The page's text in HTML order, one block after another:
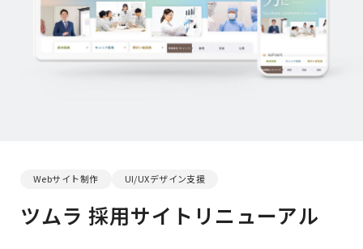
Webサイト制作 UI/UXデザイン支援
ツムラ 採用サイトリニューアル